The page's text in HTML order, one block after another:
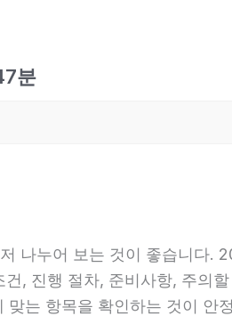
분
나누어 보는 것이 좋습니다.
, 진행 절차, 준비사항, 주의
는 항목을 확인하는 것이 안